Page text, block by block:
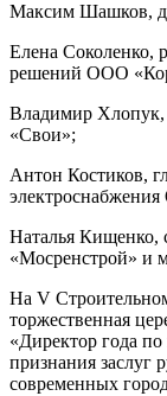
Максим Шашков,
Елена Соколенко,
решений ООО
Владимир
«Свои»;
Антон Костиков,
Наталья Кищенко,
«Мосренстрой» и
На V
торжественная
«Директор года
признания заслуг
современных